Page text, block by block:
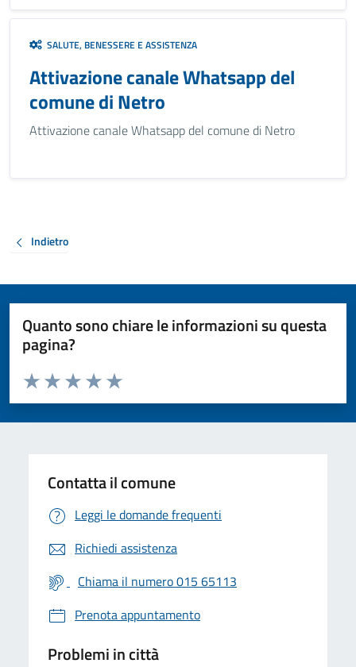
SALUTE, BENESSERE E ASSISTENZA
Attivazione canale Whatsapp del
comune di Netro
Attivazione canale Whatsapp del comune di Netro
Indietro
Quanto sono chiare le informazioni su questa
pagina?
Valuta da 1 a 5 stelle la pagina
Valuta 5 stelle su 5
Valuta 4 stelle su 5
Valuta 3 stelle su 5
Valuta 2 stelle su 5
Valuta 1 stelle su 5
Contatta il comune
Leggi le domande frequenti
Richiedi assistenza
Chiama il numero 015 65113
Prenota appuntamento
Problemi in città